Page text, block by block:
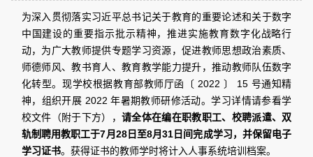
为深入贯彻落实习近平总书记关于教育的重要论述和关于数字
中国建设的重要指示批示精神，推进实施教育数字化战略行
动，为广大教师提供专题学习资源，促进教师思想政治素质、
师德师风、教书育人、教育教学能力提升，推动教师队伍数字
化转型。现学校根据教育部教师厅函〔 2022 〕 15 号通知精
神，组织开展 2022 年暑期教师研修活动。学习详情请参看学
校文件（附于下方），请全体在编在职教职工、校聘派遣、双
轨制聘用教职工于7月28日至8月31日间完成学习，并保留电子
学习证书。获得证书的教师学时将计入人事系统培训档案。